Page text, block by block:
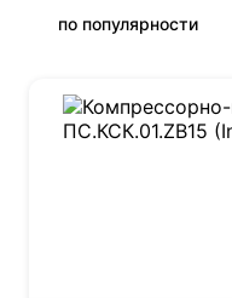
по популярности